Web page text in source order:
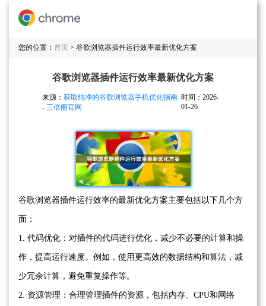
您的位置： 首页 > 谷歌浏览器插件运行效率最新优化方案
谷歌浏览器插件运行效率最新优化方案
来源： 获取纯净的谷歌浏览器手机优化指南
- 三倍阁官网
时间：2026-
01-26
谷歌浏览器插件运行效率的最新优化方案主要包括以下几个方
面：
1. 代码优化：对插件的代码进行优化，减少不必要的计算和操
作，提高运行速度。例如，使用更高效的数据结构和算法，减
少冗余计算，避免重复操作等。
2. 资源管理：合理管理插件的资源，包括内存、CPU和网络